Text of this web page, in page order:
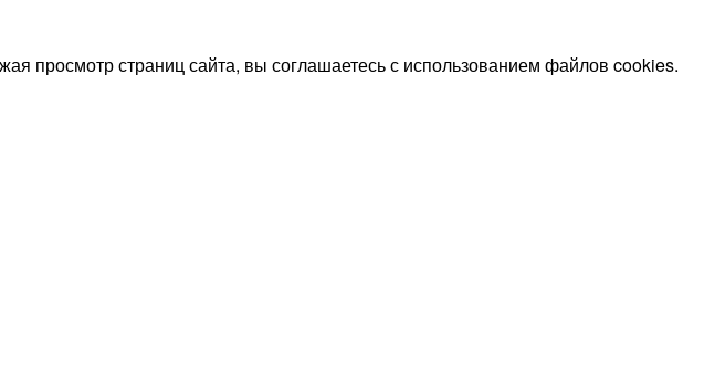
просмотр страниц сайта, вы соглашаетесь с использованием файлов cookies.